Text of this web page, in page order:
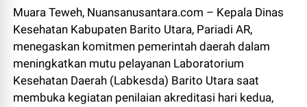
Muara Teweh, Nuansanusantara.com – Kepala Dinas
Kesehatan Kabupaten Barito Utara, Pariadi AR,
menegaskan komitmen pemerintah daerah dalam
meningkatkan mutu pelayanan Laboratorium
Kesehatan Daerah (Labkesda) Barito Utara saat
membuka kegiatan penilaian akreditasi hari kedua,